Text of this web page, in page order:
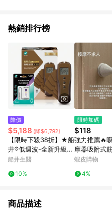
熱銷排行榜
降價
$5,188 (降$6,792)
【限時下殺38折】★船
井®低週波-全新升級12
程式酸痛按摩機放鬆舒
船井生醫
10%
限時加碼
$118
強力推薦🔥
摩器吸附式
球頸膜放鬆
蝦皮購物
4%
商品描述